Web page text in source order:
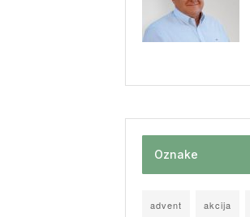
Oznake
advent akcija